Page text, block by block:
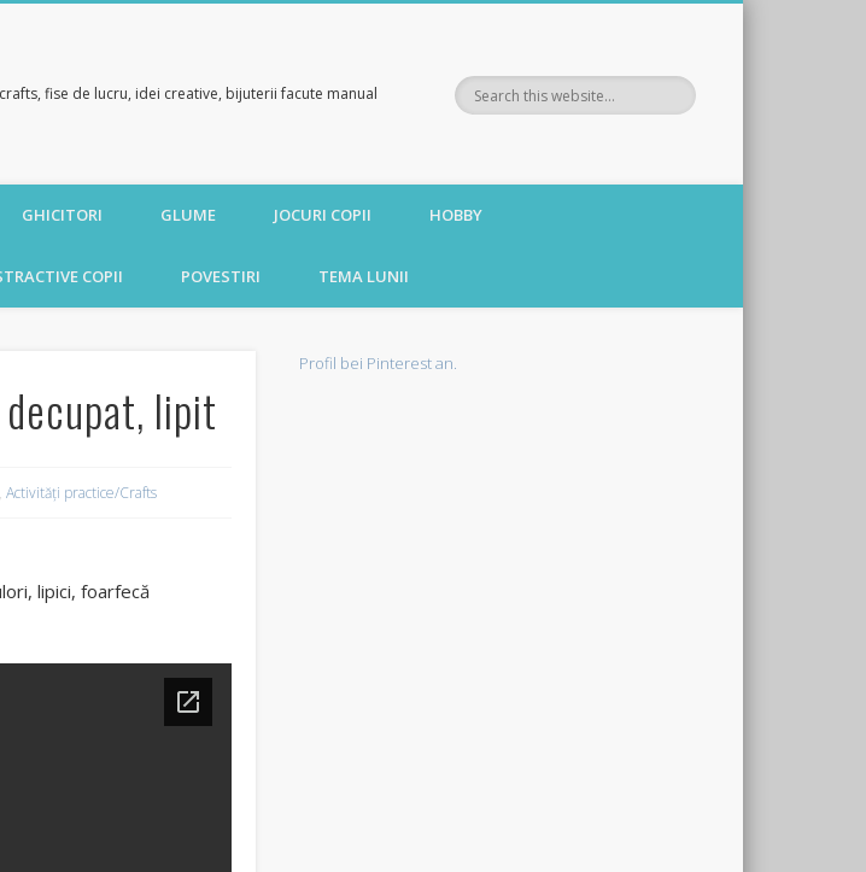
fise de lucru, idei creative, bijuterii facute manual
GHICITORI GLUME JOCURI COPII HOBBY
COPII POVESTIRI TEMA LUNII
lipit
,Activități practice/Crafts
lipici, foarfecă
Profil bei Pinterest an.